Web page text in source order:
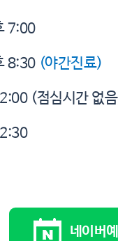
7:00
8:30 (야간진료)
(점심시간 없
네이버